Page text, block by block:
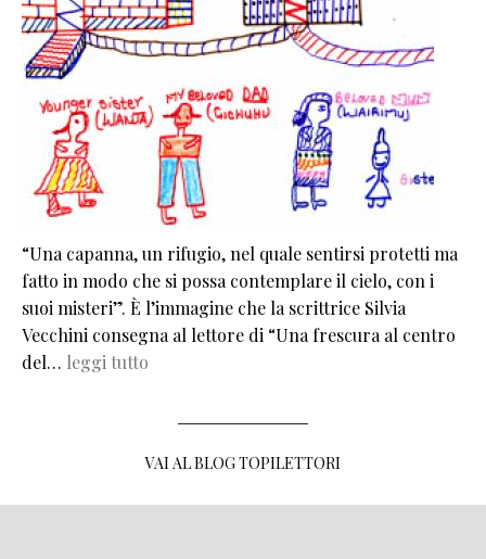
“Una capanna, un rifugio, nel quale sentirsi protetti ma
fatto in modo che si possa contemplare il cielo, con i
suoi misteri”. È l’immagine che la scrittrice Silvia
Vecchini consegna al lettore di “Una frescura al centro
del… leggi tutto
VAI AL BLOG TOPILETTORI